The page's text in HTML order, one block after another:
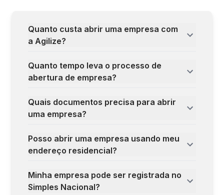
Quanto custa abrir uma empresa com
a Agilize?
Quanto tempo leva o processo de
abertura de empresa?
Quais documentos precisa para abrir
uma empresa?
Posso abrir uma empresa usando meu
endereço residencial?
Minha empresa pode ser registrada no
Simples Nacional?